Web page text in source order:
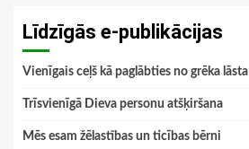
Līdzīgās e-publikācijas
Vienīgais ceļš kā paglābties no grēka lāsta
Trīsvienīgā Dieva personu atšķiršana
Mēs esam žēlastības un ticības bērni